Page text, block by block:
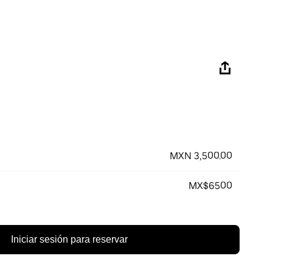
MXN 3,500.00
MX$6500
Iniciar sesión para reservar